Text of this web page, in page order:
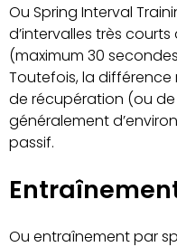
Ou Spring Interval
d’intervalles très
(maximum 30
Toutefois, la
de récupération (ou
généralement
passif.
Entraînement
Ou entraînement par